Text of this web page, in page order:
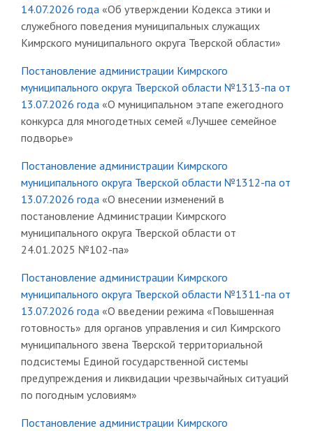
14.07.2026 года «Об утверждении Кодекса этики и
служебного поведения муниципальных служащих
Кимрского муниципального округа Тверской области»
Постановление администрации Кимрского
муниципального округа Тверской области №1313-па от
13.07.2026 года «О муниципальном этапе ежегодного
конкурса для многодетных семей «Лучшее семейное
подворье»
Постановление администрации Кимрского
муниципального округа Тверской области №1312-па от
13.07.2026 года «О внесении изменений в
постановление Администрации Кимрского
муниципального округа Тверской области от
24.01.2025 №102-па»
Постановление администрации Кимрского
муниципального округа Тверской области №1311-па от
13.07.2026 года «О введении режима «Повышенная
готовность» для органов управления и сил Кимрского
муниципального звена Тверской территориальной
подсистемы Единой государственной системы
предупреждения и ликвидации чрезвычайных ситуаций
по погодным условиям»
Постановление администрации Кимрского